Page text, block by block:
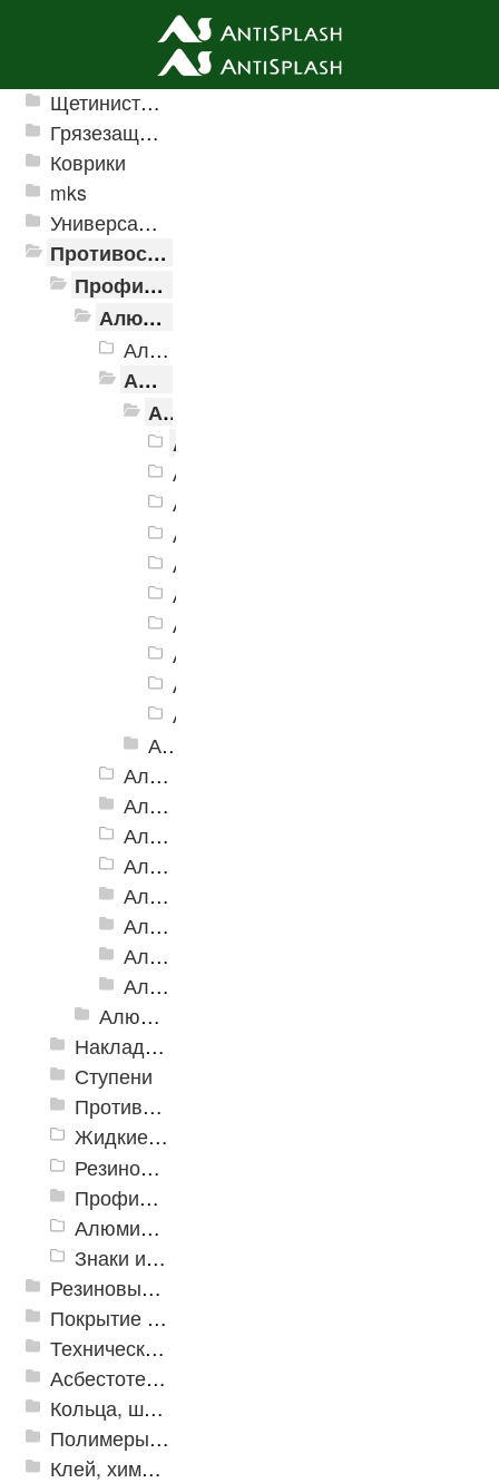
Ячеистые грязезащитные покрытия
Щетинистые покрытия
Грязезащитные, влаговпитывающие покрытия
Коврики
mks
Универсальные модульные покрытия
Противоскользящая защита для лестниц, профили, ленты
Профили алюминиевые с резиновой вставкой
Алюминиевая полоса с резиновыми вставками
Алюминиевая Полоса с резиновой вставкой АП-32 Евро, 2500мм
Алюминиевая Полоса с резиновой вставкой АП-40
Алюминиевая Полоса с резиновой вставкой АП-40 Без покрытия
Алюминиевая Полоса АП-40
Алюминиевая Полоса АП-40
Алюминиевая Полоса АП-40
Алюминиевая Полоса АП-40
Алюминиевая Полоса АП-40
Алюминиевая Полоса АП-40
Алюминиевая Полоса АП-40
Алюминиевая Полоса АП-40
Алюминиевая Полоса АП-40
Алюминиевая Полоса АП-40
Алюминиевая Полоса с резиновой вставкой АП-40 Анадированные
Алюминиевая Полоса с резиновой вставкой АП-42 Евро, 2500мм
Алюминиевая Полоса с резиновой вставкой АП-46
Алюминиевая Полоса АП-46 (с клеевой основой)
Алюминиевая полоса с двумя резиновыми вставками АП-72
Алюминиевая Полоса с двумя резиновыми вставками АП-70
Алюминиевая Полоса с двумя резиновыми вставками АП-86 Премиум
Алюминиевая Полоса с тремя резиновыми вставками АП-100
Алюминиевая Полоса с пятью резиновыми вставками АП-162
Алюминиевый угол-порог с резиновой вставкой
Накладки противоскользящие резиновые
Ступени
Противоскользящие ленты
Жидкие противоскользящие средства
Резиновый профиль с алюминиевой вставкой «NoSlip»
Профили закладные
Алюминиевый профиль для ленты
Знаки из полистирола для разметки пола
Резиновые и ПВХ дорожки
Покрытие из резиновой крошки
Техническая резина
Асбестотехнические и теплоизоляционные материалы
Кольца, шайбы, манжеты
Полимеры и пластики
Клей, химия, сопутствующие товары